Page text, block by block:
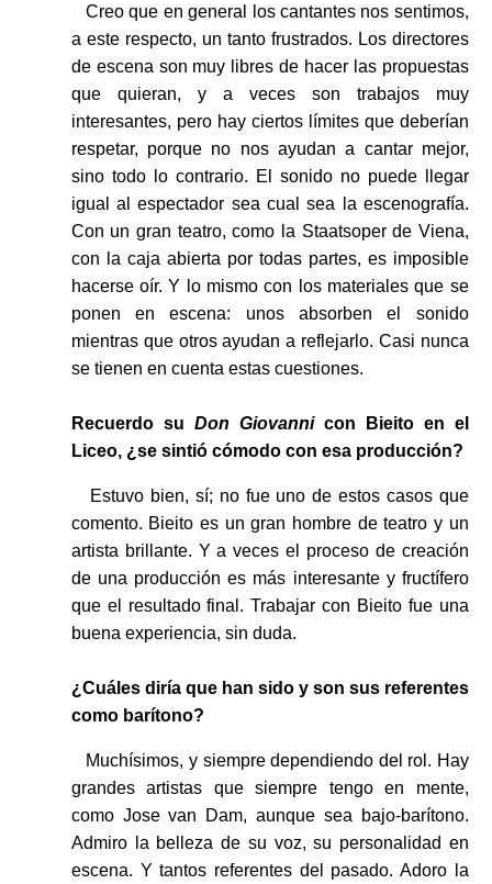
Creo que en general los cantantes nos sentimos,
a este respecto, un tanto frustrados. Los directores
de escena son muy libres de hacer las propuestas
que quieran, y a veces son trabajos muy
interesantes, pero hay ciertos límites que deberían
respetar, porque no nos ayudan a cantar mejor,
sino todo lo contrario. El sonido no puede llegar
igual al espectador sea cual sea la escenografía.
Con un gran teatro, como la Staatsoper de Viena,
con la caja abierta por todas partes, es imposible
hacerse oír. Y lo mismo con los materiales que se
ponen en escena: unos absorben el sonido
mientras que otros ayudan a reflejarlo. Casi nunca
se tienen en cuenta estas cuestiones.
Recuerdo su Don Giovannicon Bieito en el
Liceo, ¿se sintió cómodo con esa producción?
Estuvo bien, sí; no fue uno de estos casos que
comento. Bieito es un gran hombre de teatro y un
artista brillante. Y a veces el proceso de creación
de una producción es más interesante y fructífero
que el resultado final. Trabajar con Bieito fue una
buena experiencia, sin duda.
¿Cuáles diría que han sido y son sus referentes
como barítono?
Muchísimos, y siempre dependiendo del rol. Hay
grandes artistas que siempre tengo en mente,
como Jose van Dam, aunque sea bajo-barítono.
Admiro la belleza de su voz, su personalidad en
escena. Y tantos referentes del pasado. Adoro la